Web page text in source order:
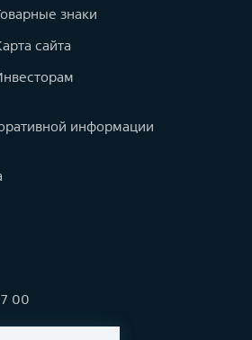
знаки
сайта
информации
00